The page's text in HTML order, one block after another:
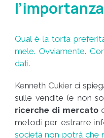
Qual è la torta
mele. Ovviamente.
dati.
Kenneth Cukier ci
sulle vendite (e non
ricerche di mercato
metodi per estrarre
società non potrà che